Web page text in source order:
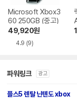
Microsoft Xbox3
60 250GB (중고)
49,920원
4.9 (9)
파워링크 광고
플스5 렌탈 닌텐도 xbox